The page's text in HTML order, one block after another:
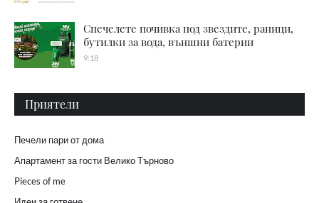
Спечелете почивка под звездите, раници,
бутилки за вода, външни батерии
9:18
Приятели
Печели пари от дома
Апартамент за гости Велико Търново
Pieces of me